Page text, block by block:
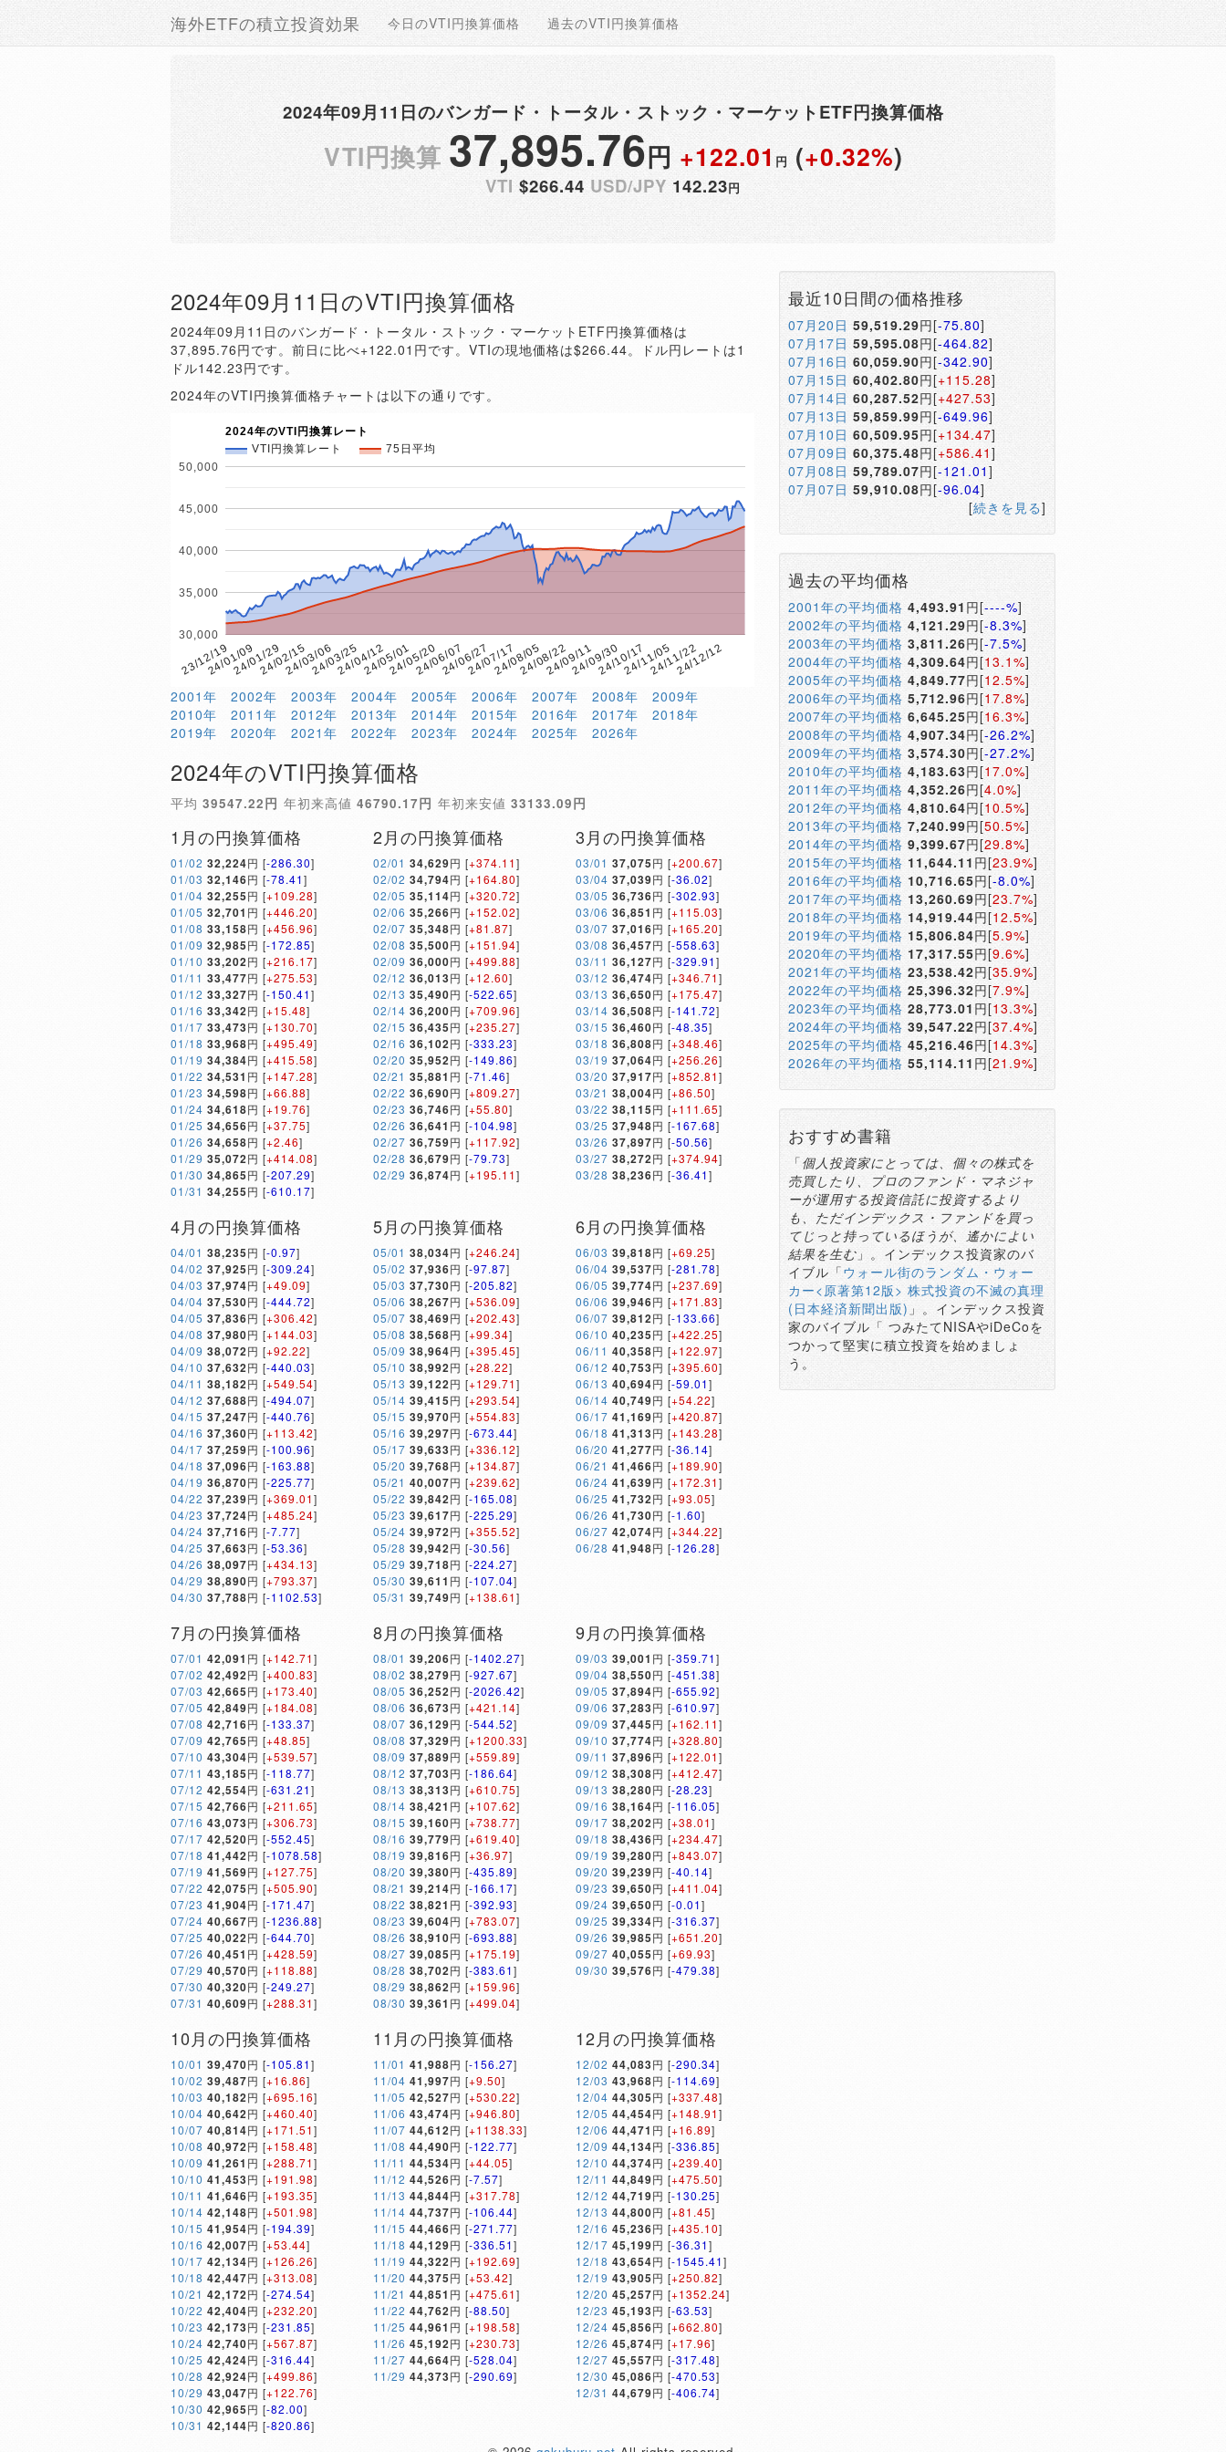
海外ETFの積立投資効果 今日のVTI円換算価格 過去のVTI円換算価格
2024年09月11日のバンガード・トータル・ストック・マーケットETF円換算価格
VTI円換算 37,895.76円 +122.01円(+0.32%)
VTI $266.44 USD/JPY 142.23円
2024年09月11日のVTI円換算価格
2024年09月11日のバンガード・トータル・ストック・マーケットETF円換算価格は
37,895.76円です。前日に比べ+122.01円です。VTIの現地価格は$266.44。ドル円レートは1
ドル142.23円です。
2024年のVTI円換算価格チャートは以下の通りです。
2024年のVTI円換算レート
VTI円換算レート
75日平均
23/12/1924/01/0924/01/2924/02/1524/03/0624/03/2524/04/1224/05/0124/05/2024/06/0724/06/2724/07/1724/08/0524/08/2224/09/1124/09/3024/10/1724/11/0524/11/2224/12/12
30,000
35,000
40,000
45,000
50,000
2001年 2002年 2003年 2004年 2005年 2006年 2007年 2008年
2009年
2010年
2011年 2012年 2013年 2014年 2015年 2016年 2017年
2018年
2019年
2020年 2021年 2022年 2023年 2024年 2025年 2026年
2024年のVTI円換算価格
平均 39547.22円 年初来高値 46790.17円 年初来安値 33133.09円
1月の円換算価格
01/02 32,224円 [-286.30]
01/03 32,146円 [-78.41]
01/04 32,255円 [+109.28]
01/05 32,701 円 [+446.20]
01/08 33,158円 [+456.96]
01/09 32,985円 [-172.85]
01/10 33,202円 [+216.17]
01/11 33,477円 [+275.53]
01/12 33,327円 [-150.41]
01/16 33,342円 [+15.48]
01/17 33,473円 [+130.70]
01/18 33,968円 [+495.49]
01/19 34,384円 [+415.58]
01/22 34,531 円 [+147.28]
01/23 34,598円 [+66.88]
01/24 34,618円 [+19.76]
01/25 34,656円 [+37.75]
01/26 34,658円 [+2.46]
01/29 35,072円 [+414.08]
01/30 34,865円 [-207.29]
01/31 34,255円 [-610.17]
2月の円換算価格
02/01 34,629円 [+374.11]
02/02 34,794円 [+164.80]
02/05 35,114円 [+320.72]
02/06 35,266円 [+152.02]
02/07 35,348円 [+81.87]
02/08 35,500円 [+151.94]
02/09 36,000円 [+499.88]
02/12 36,013円 [+12.60]
02/13 35,490円 [-522.65]
02/14 36,200円 [+709.96]
02/15 36,435円 [+235.27]
02/16 36,102円 [-333.23]
02/20 35,952円 [-149.86]
02/21 35,881 円 [-71.46]
02/22 36,690円 [+809.27]
02/23 36,746円 [+55.80]
02/26 36,641 円 [-104.98]
02/27 36,759円 [+117.92]
02/28 36,679円 [-79.73]
02/29 36,874円 [+195.11]
3月の円換算価格
03/01 37,075円 [+200.67]
03/04 37,039円 [-36.02]
03/05 36,736円 [-302.93]
03/06 36,851 円 [+115.03]
03/07 37,016円 [+165.20]
03/08 36,457円 [-558.63]
03/11 36,127円 [-329.91]
03/12 36,474円 [+346.71]
03/13 36,650円 [+175.47]
03/14 36,508円 [-141.72]
03/15 36,460円 [-48.35]
03/18 36,808円 [+348.46]
03/19 37,064円 [+256.26]
03/20 37,917円 [+852.81]
03/21 38,004円 [+86.50]
03/22 38,115円 [+111.65]
03/25 37,948円 [-167.68]
03/26 37,897円 [-50.56]
03/27 38,272円 [+374.94]
03/28 38,236円 [-36.41]
4月の円換算価格
04/01 38,235円 [-0.97]
04/02 37,925円 [-309.24]
04/03 37,974円 [+49.09]
04/04 37,530円 [-444.72]
04/05 37,836円 [+306.42]
04/08 37,980円 [+144.03]
04/09 38,072円 [+92.22]
04/10 37,632円 [-440.03]
04/11 38,182円 [+549.54]
04/12 37,688円 [-494.07]
04/15 37,247円 [-440.76]
04/16 37,360円 [+113.42]
04/17 37,259円 [-100.96]
04/18 37,096円 [-163.88]
04/19 36,870円 [-225.77]
04/22 37,239円 [+369.01]
04/23 37,724円 [+485.24]
04/24 37,716円 [-7.77]
04/25 37,663円 [-53.36]
04/26 38,097円 [+434.13]
04/29 38,890円 [+793.37]
04/30 37,788円 [-1102.53]
5月の円換算価格
05/01 38,034円 [+246.24]
05/02 37,936円 [-97.87]
05/03 37,730円 [-205.82]
05/06 38,267円 [+536.09]
05/07 38,469円 [+202.43]
05/08 38,568円 [+99.34]
05/09 38,964円 [+395.45]
05/10 38,992円 [+28.22]
05/13 39,122円 [+129.71]
05/14 39,415円 [+293.54]
05/15 39,970円 [+554.83]
05/16 39,297円 [-673.44]
05/17 39,633円 [+336.12]
05/20 39,768円 [+134.87]
05/21 40,007円 [+239.62]
05/22 39,842円 [-165.08]
05/23 39,617円 [-225.29]
05/24 39,972円 [+355.52]
05/28 39,942円 [-30.56]
05/29 39,718円 [-224.27]
05/30 39,611 円 [-107.04]
05/31 39,749円 [+138.61]
6月の円換算価格
06/03 39,818円 [+69.25]
06/04 39,537円 [-281.78]
06/05 39,774円 [+237.69]
06/06 39,946円 [+171.83]
06/07 39,812円 [-133.66]
06/10 40,235円 [+422.25]
06/11 40,358円 [+122.97]
06/12 40,753円 [+395.60]
06/13 40,694円 [-59.01]
06/14 40,749円 [+54.22]
06/17 41,169円 [+420.87]
06/18 41,313円 [+143.28]
06/20 41,277円 [-36.14]
06/21 41,466円 [+189.90]
06/24 41,639円 [+172.31]
06/25 41,732円 [+93.05]
06/26 41,730円 [-1.60]
06/27 42,074円 [+344.22]
06/28 41,948円 [-126.28]
7月の円換算価格
07/01 42,091 円 [+142.71]
07/02 42,492円 [+400.83]
07/03 42,665円 [+173.40]
07/05 42,849円 [+184.08]
07/08 42,716円 [-133.37]
07/09 42,765円 [+48.85]
07/10 43,304円 [+539.57]
07/11 43,185円 [-118.77]
07/12 42,554円 [-631.21]
07/15 42,766円 [+211.65]
07/16 43,073円 [+306.73]
07/17 42,520円 [-552.45]
07/18 41,442円 [-1078.58]
07/19 41,569円 [+127.75]
07/22 42,075円 [+505.90]
07/23 41,904円 [-171.47]
07/24 40,667円 [-1236.88]
07/25 40,022円 [-644.70]
07/26 40,451 円 [+428.59]
07/29 40,570円 [+118.88]
07/30 40,320円 [-249.27]
07/31 40,609円 [+288.31]
8月の円換算価格
08/01 39,206円 [-1402.27]
08/02 38,279円 [-927.67]
08/05 36,252円 [-2026.42]
08/06 36,673円 [+421.14]
08/07 36,129円 [-544.52]
08/08 37,329円 [+1200.33]
08/09 37,889円 [+559.89]
08/12 37,703円 [-186.64]
08/13 38,313円 [+610.75]
08/14 38,421 円 [+107.62]
08/15 39,160円 [+738.77]
08/16 39,779円 [+619.40]
08/19 39,816円 [+36.97]
08/20 39,380円 [-435.89]
08/21 39,214円 [-166.17]
08/22 38,821 円 [-392.93]
08/23 39,604円 [+783.07]
08/26 38,910円 [-693.88]
08/27 39,085円 [+175.19]
08/28 38,702円 [-383.61]
08/29 38,862円 [+159.96]
08/30 39,361 円 [+499.04]
9月の円換算価格
09/03 39,001 円 [-359.71]
09/04 38,550円 [-451.38]
09/05 37,894円 [-655.92]
09/06 37,283円 [-610.97]
09/09 37,445円 [+162.11]
09/10 37,774円 [+328.80]
09/11 37,896円 [+122.01]
09/12 38,308円 [+412.47]
09/13 38,280円 [-28.23]
09/16 38,164円 [-116.05]
09/17 38,202円 [+38.01]
09/18 38,436円 [+234.47]
09/19 39,280円 [+843.07]
09/20 39,239円 [-40.14]
09/23 39,650円 [+411.04]
09/24 39,650円 [-0.01]
09/25 39,334円 [-316.37]
09/26 39,985円 [+651.20]
09/27 40,055円 [+69.93]
09/30 39,576円 [-479.38]
10月の円換算価格
10/01 39,470円 [-105.81]
10/02 39,487円 [+16.86]
10/03 40,182円 [+695.16]
10/04 40,642円 [+460.40]
10/07 40,814円 [+171.51]
10/08 40,972円 [+158.48]
10/09 41,261 円 [+288.71]
10/10 41,453円 [+191.98]
10/11 41,646円 [+193.35]
10/14 42,148円 [+501.98]
10/15 41,954円 [-194.39]
10/16 42,007円 [+53.44]
10/17 42,134円 [+126.26]
10/18 42,447円 [+313.08]
10/21 42,172円 [-274.54]
10/22 42,404円 [+232.20]
10/23 42,173円 [-231.85]
10/24 42,740円 [+567.87]
10/25 42,424円 [-316.44]
10/28 42,924円 [+499.86]
10/29 43,047円 [+122.76]
10/30 42,965円 [-82.00]
10/31 42,144円 [-820.86]
11月の円換算価格
11/01 41,988円 [-156.27]
11/04 41,997円 [+9.50]
11/05 42,527円 [+530.22]
11/06 43,474円 [+946.80]
11/07 44,612円 [+1138.33]
11/08 44,490円 [-122.77]
11/11 44,534円 [+44.05]
11/12 44,526円 [-7.57]
11/13 44,844円 [+317.78]
11/14 44,737円 [-106.44]
11/15 44,466円 [-271.77]
11/18 44,129円 [-336.51]
11/19 44,322円 [+192.69]
11/20 44,375円 [+53.42]
11/21 44,851 円 [+475.61]
11/22 44,762円 [-88.50]
11/25 44,961 円 [+198.58]
11/26 45,192円 [+230.73]
11/27 44,664円 [-528.04]
11/29 44,373円 [-290.69]
12月の円換算価格
12/02 44,083円 [-290.34]
12/03 43,968円 [-114.69]
12/04 44,305円 [+337.48]
12/05 44,454円 [+148.91]
12/06 44,471 円 [+16.89]
12/09 44,134円 [-336.85]
12/10 44,374円 [+239.40]
12/11 44,849円 [+475.50]
12/12 44,719円 [-130.25]
12/13 44,800円 [+81.45]
12/16 45,236円 [+435.10]
12/17 45,199円 [-36.31]
12/18 43,654円 [-1545.41]
12/19 43,905円 [+250.82]
12/20 45,257円 [+1352.24]
12/23 45,193円 [-63.53]
12/24 45,856円 [+662.80]
12/26 45,874円 [+17.96]
12/27 45,557円 [-317.48]
12/30 45,086円 [-470.53]
12/31 44,679円 [-406.74]
最近10日間の価格推移
07月20日 59,519.29円[-75.80]
07月17日 59,595.08円[-464.82]
07月16日 60,059.90円[-342.90]
07月15日 60,402.80円[+115.28]
07月14日 60,287.52円[+427.53]
07月13日 59,859.99円[-649.96]
07月10日 60,509.95円[+134.47]
07月09日 60,375.48円[+586.41 ]
07月08日 59,789.07円[-121.01 ]
07月07日 59,910.08円[-96.04]
[続きを見る]
過去の平均価格
2001年の平均価格 4,493.91 円[----%]
2002年の平均価格 4,121.29円[-8.3%]
2003年の平均価格 3,811.26円[-7.5%]
2004年の平均価格 4,309.64円[13.1%]
2005年の平均価格 4,849.77円[12.5%]
2006年の平均価格 5,712.96円[17.8%]
2007年の平均価格 6,645.25円[16.3%]
2008年の平均価格 4,907.34円[-26.2%]
2009年の平均価格 3,574.30円[-27.2%]
2010年の平均価格 4,183.63円[17.0%]
2011年の平均価格 4,352.26円[4.0%]
2012年の平均価格 4,810.64円[10.5%]
2013年の平均価格 7,240.99円[50.5%]
2014年の平均価格 9,399.67円[29.8%]
2015年の平均価格 11,644.11 円[23.9%]
2016年の平均価格 10,716.65円[-8.0%]
2017年の平均価格 13,260.69円[23.7%]
2018年の平均価格 14,919.44円[12.5%]
2019年の平均価格 15,806.84円[5.9%]
2020年の平均価格 17,317.55円[9.6%]
2021年の平均価格 23,538.42円[35.9%]
2022年の平均価格 25,396.32円[7.9%]
2023年の平均価格 28,773.01 円[13.3%]
2024年の平均価格 39,547.22円[37.4%]
2025年の平均価格 45,216.46円[14.3%]
2026年の平均価格 55,114.11 円[21.9%]
おすすめ書籍
「個人投資家にとっては、個々の株式を
売買したり、プロのファンド・マネジャ
ーが運用する投資信託に投資するより
も、ただインデックス・ファンドを買っ
てじっと持っているほうが、遙かによい
結果を生む」。インデックス投資家のバ
イブル「ウォール街のランダム・ウォー
カー<原著第12版> 株式投資の不滅の真理
(日本経済新聞出版) 」。インデックス投資
家のバイブル「 つみたてNISAやiDeCoを
つかって堅実に積立投資を始めましょ
う。